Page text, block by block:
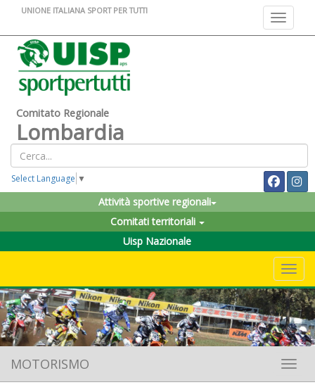
Toggle
UNIONE ITALIANA SPORT PER TUTTI
Comitato Regionale
Lombardia
Select Language ▼
Attività sportive regionali
Comitati territoriali
Uisp Nazionale
MOTORISMO